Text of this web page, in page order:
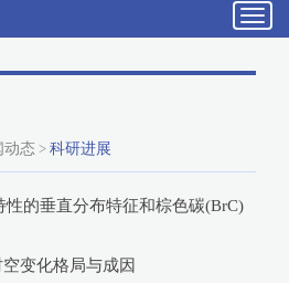
动态 > 科研进展
的垂直分布特征和棕色碳(BrC)
变化格局与成因